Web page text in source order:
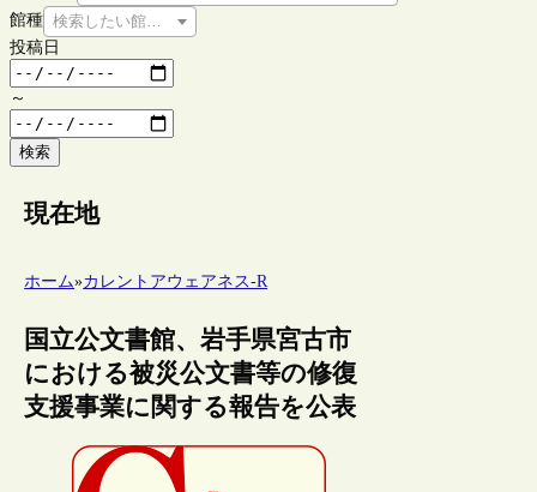
館種 検索したい館種を選択してください
投稿日
～
検索
現在地
ホーム»カレントアウェアネス-R
国立公文書館、岩手県宮古市
における被災公文書等の修復
支援事業に関する報告を公表